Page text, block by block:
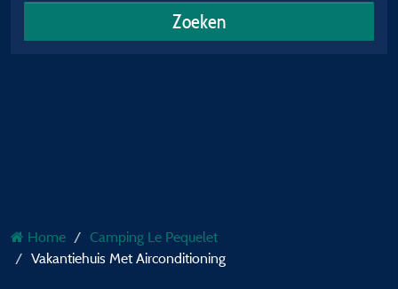
Zoeken
Home
Camping Le Pequelet
Vakantiehuis Met Airconditioning